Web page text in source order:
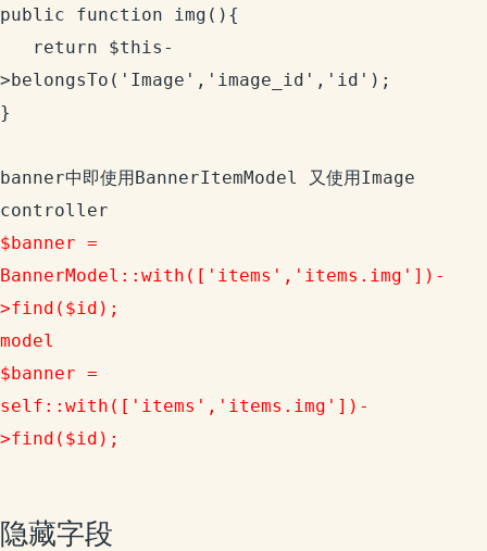
public function img(){
>belongsTo('Image','image_id','id');
}
banner中即使用BannerItemModel 又使用Image
$banner =
BannerModel::with(['items','items.img'])-
>find($id);
model
$banner =
self::with(['items','items.img'])-
隐藏字段